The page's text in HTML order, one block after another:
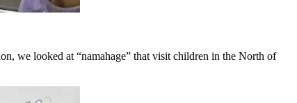
we looked at “namahage” that visit children in the North of